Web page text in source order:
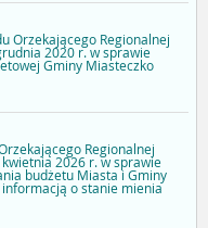
Orzekającego Regionalnej
2020 r. w sprawie
Gminy Miasteczko
Regionalnej
2026 r. w sprawie
budżetu Miasta i Gminy
o stanie mienia